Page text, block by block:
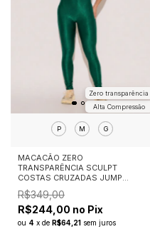
Alta Compressão
Zero transparência
P M G
MACACÃO ZERO
TRANSPARÊNCIA SCULPT
COSTAS CRUZADAS JUMP
VERDE ATLÂNTICO
R$349,00
R$244,00 no Pix
ou 4 x de R$64,21 sem juros